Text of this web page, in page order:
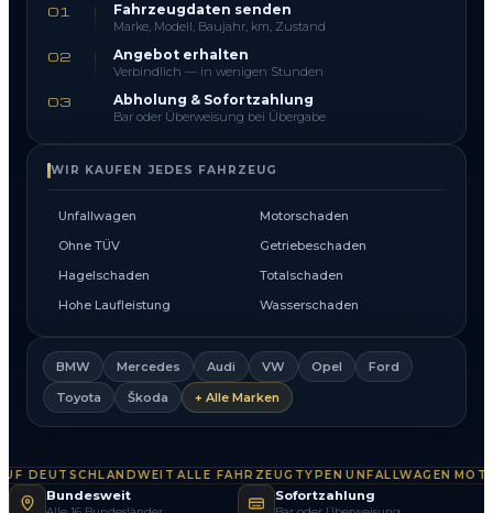
01 Fahrzeugdaten senden
Marke, Modell, Baujahr, km, Zustand
02 Angebot erhalten
Verbindlich — in wenigen Stunden
03 Abholung & Sofortzahlung
Bar oder Überweisung bei Übergabe
WIR KAUFEN JEDES FAHRZEUG
Unfallwagen
Motorschaden
Ohne TÜV
Getriebeschaden
Hagelschaden
Totalschaden
Hohe Laufleistung
Wasserschaden
BMW Mercedes Audi VW Opel
Ford
Toyota
Škoda + Alle Marken
DEUTSCHLANDWEIT ALLE FAHRZEUGTYPEN·UNFALLWAGEN·
Bundesweit Sofortzahlung